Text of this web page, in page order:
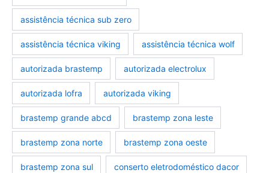
assistência técnica sub zero
assistência técnica viking assistência técnica wolf
autorizada brastemp autorizada electrolux
autorizada lofra autorizada viking
brastemp grande abcd brastemp zona leste
brastemp zona norte brastemp zona oeste
brastemp zona sul conserto eletrodoméstico dacor